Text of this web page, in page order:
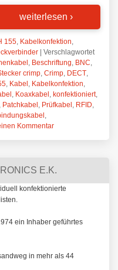
weiterlesen ›
155, Kabelkonfektion,
| Verschlagwortet
, Beschriftung, BNC,
crimp, Crimp, DECT,
, Kabel, Kabelkonfektion,
, Koaxkabel, konfektioniert,
, Patchkabel, Prüfkabel, RFID,
,
Kommentar
E.K.
konfektionierte
ein Inhaber geführtes
in mehr als 44